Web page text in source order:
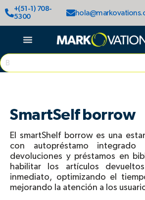
+(51-1) 708-
5300
Search
SmartSelf borrow
El smartShelf borrow es una
con autopréstamo integrado
devoluciones y préstamos en
habilitar los artículos
inmediato, optimizando el
mejorando la atención a los